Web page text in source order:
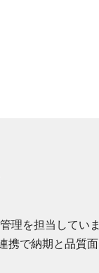
理を担当していま
携で納期と品質